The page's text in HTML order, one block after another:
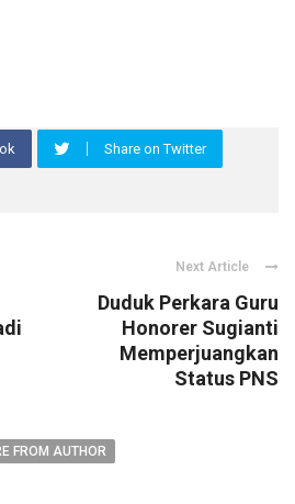
Share on Twitter
Next Article
Duduk Perkara Guru
Honorer Sugianti
Memperjuangkan
Status PNS
FROM AUTHOR